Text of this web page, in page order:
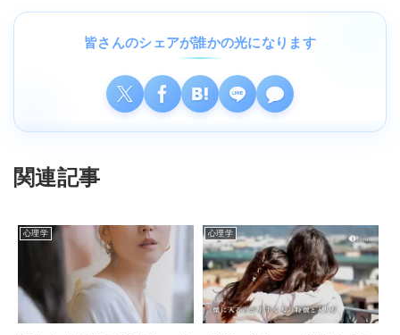
皆さんのシェアが誰かの光になります
関連記事
心理学 心理学